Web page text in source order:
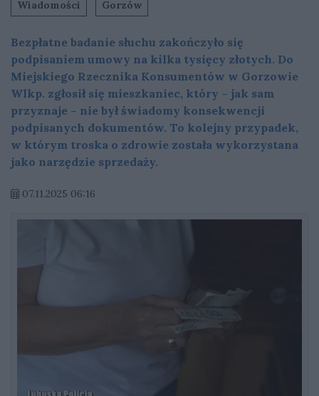
Wiadomości Gorzów
Bezpłatne badanie słuchu zakończyło się
podpisaniem umowy na kilka tysięcy złotych. Do
Miejskiego Rzecznika Konsumentów w Gorzowie
Wlkp. zgłosił się mieszkaniec, który – jak sam
przyznaje – nie był świadomy konsekwencji
podpisanych dokumentów. To kolejny przypadek,
w którym troska o zdrowie została wykorzystana
jako narzędzie sprzedaży.
07.11.2025 06:16